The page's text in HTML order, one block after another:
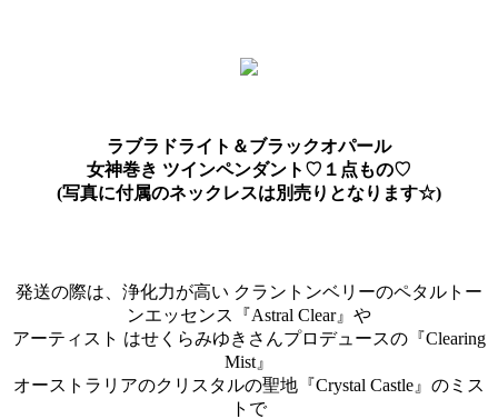
ラブラドライト＆ブラックオパール
女神巻き ツインペンダント♡１点もの♡
(写真に付属のネックレスは別売りとなります☆)
発送の際は、浄化力が高い クラントンベリーのペタルトー
ンエッセンス『Astral Clear』や
アーティスト はせくらみゆきさんプロデュースの『Clearing
Mist』
オーストラリアのクリスタルの聖地『Crystal Castle』のミス
トで